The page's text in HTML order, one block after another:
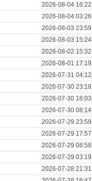
2026-08-04 16:22
2026-08-04 03:26
2026-08-03 23:59
2026-08-03 15:24
2026-08-02 15:32
2026-08-01 17:19
2026-07-31 04:12
2026-07-30 23:18
2026-07-30 18:03
2026-07-30 08:14
2026-07-29 23:59
2026-07-29 17:57
2026-07-29 08:58
2026-07-29 03:19
2026-07-28 21:31